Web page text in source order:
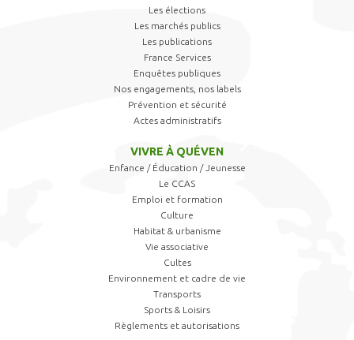
Les élections
Les marchés publics
Les publications
France Services
Enquêtes publiques
Nos engagements, nos labels
Prévention et sécurité
Actes administratifs
VIVRE À QUÉVEN
Enfance / Éducation / Jeunesse
Le CCAS
Emploi et formation
Culture
Habitat & urbanisme
Vie associative
Cultes
Environnement et cadre de vie
Transports
Sports & Loisirs
Règlements et autorisations